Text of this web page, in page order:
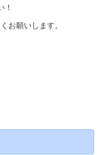
！
お願いします。